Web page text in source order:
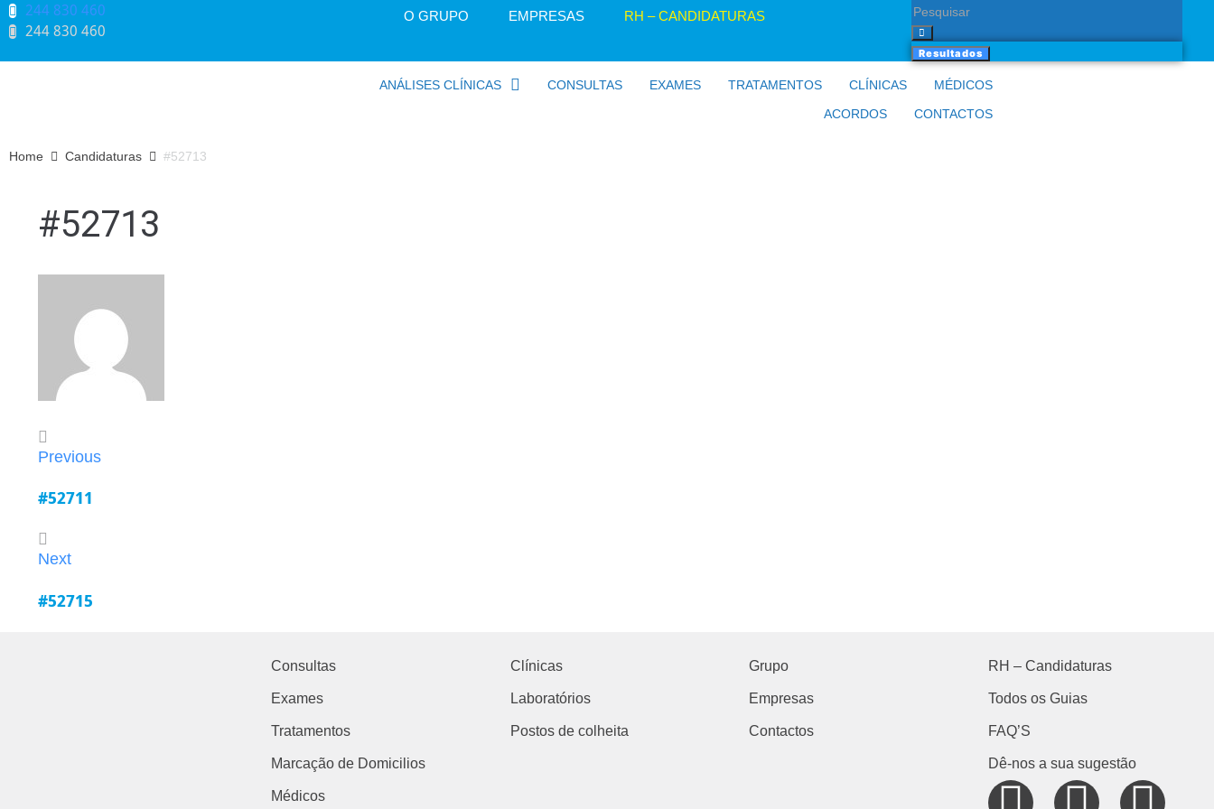
244 830 460​
244 830 460​
O GRUPO EMPRESAS RH – CANDIDATURAS
Resultados
ANÁLISES CLÍNICAS CONSULTAS EXAMES TRATAMENTOS CLÍNICAS
MÉDICOS
ACORDOS
CONTACTOS
Home Candidaturas #52713
#52713
Previous
#52711
Next
#52715
Consultas
Exames
Tratamentos
Marcação de Domicilios
Médicos
Clínicas
Laboratórios
Postos de colheita
Grupo
Empresas
Contactos
RH – Candidaturas
Todos os Guias
FAQ’S
Dê-nos a sua sugestão